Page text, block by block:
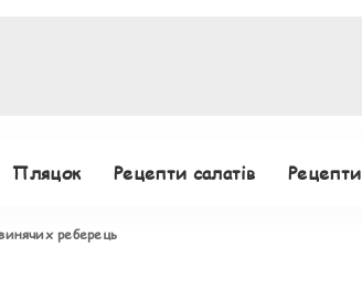
Пляцок Рецепти салатів Рецепти
реберець